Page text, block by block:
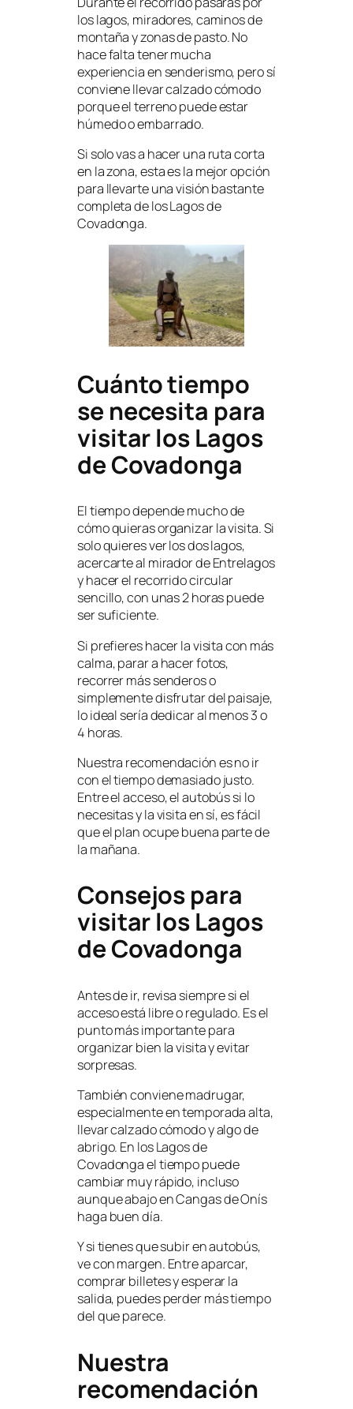
los lagos, miradores, caminos de
montaña y zonas de pasto. No
hace falta tener mucha
experiencia en senderismo, pero sí
conviene llevar calzado cómodo
porque el terreno puede estar
húmedo o embarrado.
Si solo vas a hacer una ruta corta
en la zona, esta es la mejor opción
para llevarte una visión bastante
completa de los Lagos de
Covadonga.
Cuánto tiempo
se necesita para
visitar los Lagos
de Covadonga
El tiempo depende mucho de
cómo quieras organizar la visita. Si
solo quieres ver los dos lagos,
acercarte al mirador de Entrelagos
y hacer el recorrido circular
sencillo, con unas 2 horas puede
ser suficiente.
Si prefieres hacer la visita con más
calma, parar a hacer fotos,
recorrer más senderos o
simplemente disfrutar del paisaje,
lo ideal sería dedicar al menos 3 o
4 horas.
Nuestra recomendación es no ir
con el tiempo demasiado justo.
Entre el acceso, el autobús si lo
necesitas y la visita en sí, es fácil
que el plan ocupe buena parte de
la mañana.
Consejos para
visitar los Lagos
de Covadonga
Antes de ir, revisa siempre si el
acceso está libre o regulado. Es el
punto más importante para
organizar bien la visita y evitar
sorpresas.
También conviene madrugar,
especialmente en temporada alta,
llevar calzado cómodo y algo de
abrigo. En los Lagos de
Covadonga el tiempo puede
cambiar muy rápido, incluso
aunque abajo en Cangas de Onís
haga buen día.
Y si tienes que subir en autobús,
ve con margen. Entre aparcar,
comprar billetes y esperar la
salida, puedes perder más tiempo
del que parece.
Nuestra
recomendación